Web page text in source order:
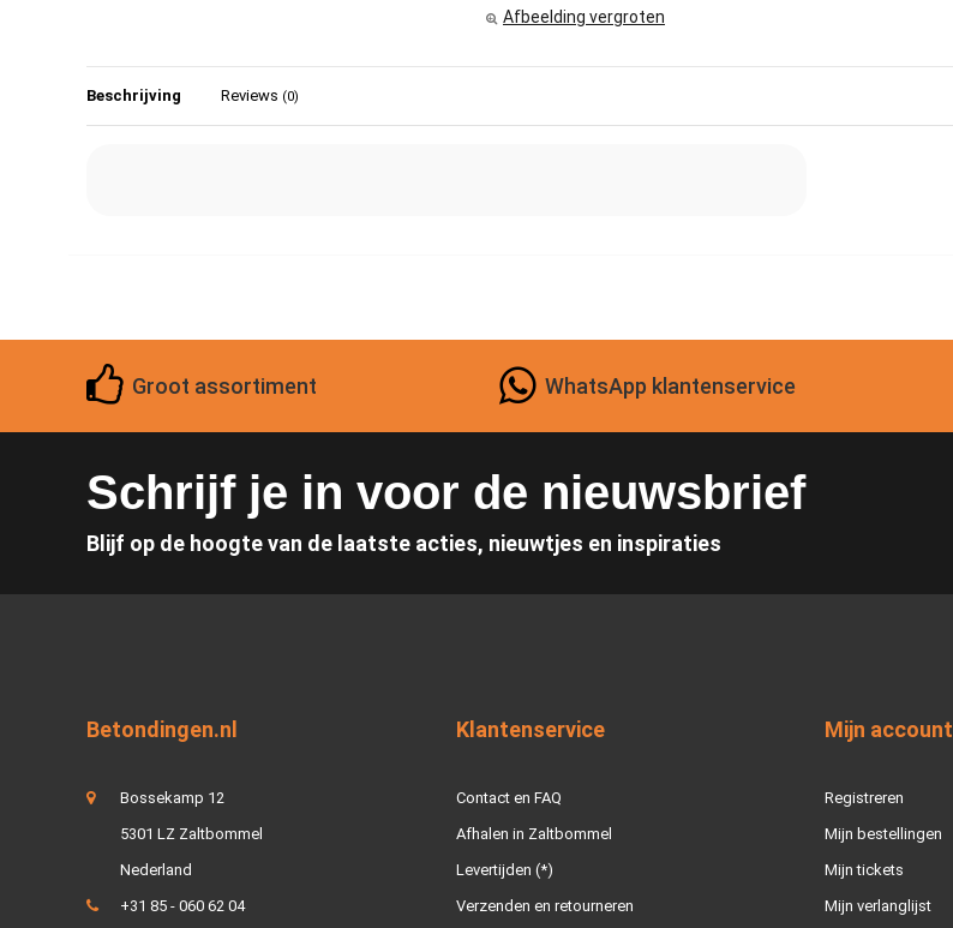
Afbeelding vergroten
Beschrijving Reviews (0)
Groot assortiment WhatsApp klantenservice
Schrijf je in voor de nieuwsbrief
Blijf op de hoogte van de laatste acties, nieuwtjes en inspiraties
Betondingen.nl
Bossekamp 12
5301 LZ Zaltbommel
Nederland
+31 85 - 060 62 04
Klantenservice
Contact en FAQ
Afhalen in Zaltbommel
Levertijden (*)
Verzenden en retourneren
Mijn account
Registreren
Mijn bestellingen
Mijn tickets
Mijn verlanglijst